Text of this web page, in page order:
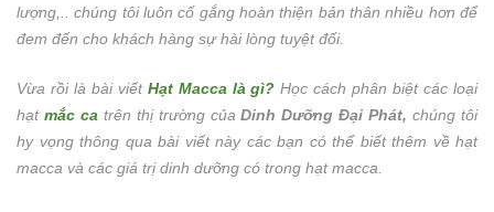
lượng,.. chúng tôi luôn cố gắng hoàn thiện bản thân nhiều hơn để
đem đến cho khách hàng sự hài lòng tuyệt đối.
Vừa rồi là bài viết Hạt Macca là gì? Học cách phân biệt các loại
hạt mắc catrên thị trường củaDinh Dưỡng Đại Phát, chúng tôi
hy vọng thông qua bài viết này các bạn có thể biết thêm về hạt
macca và các giá trị dinh dưỡng có trong hạt macca.